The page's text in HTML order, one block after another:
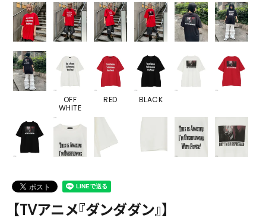
OFF
WHITE
RED BLACK
【TVアニメ『ダンダダン』】